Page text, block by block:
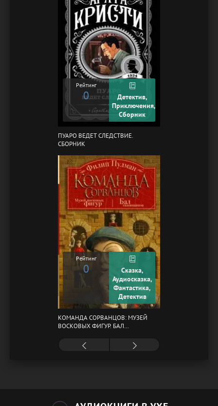
Рейтинг
0
Детектив,
Приключения,
Сборник
ПУАРО ВЕДЕТ СЛЕДСТВИЕ.
СБОРНИК
Рейтинг
0
Сказка,
Аудиосказка,
Фантастика,
Детектив
КОМАНДА СОРВАНЦОВ: МУЗЕЙ
ВОСКОВЫХ ФИГУР. БАЛ